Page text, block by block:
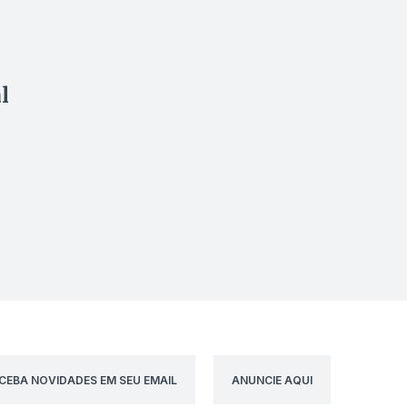
NOVIDADES EM SEU EMAIL ANUNCIE AQUI